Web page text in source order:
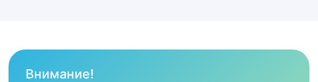
Внимание!